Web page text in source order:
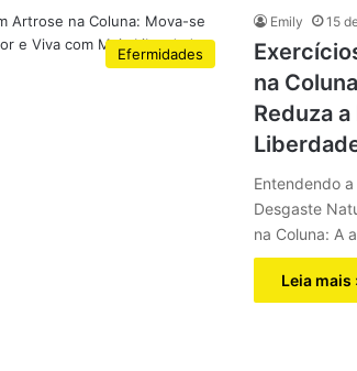
Efermidades
Emily 15
na
Reduza
Entendendo
Desgaste
na Coluna: A
Leia mais